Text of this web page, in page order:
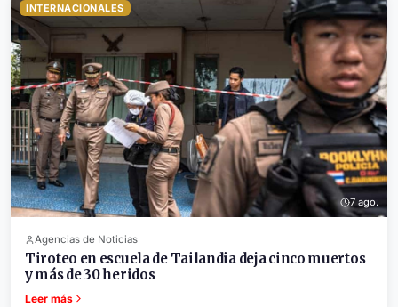
INTERNACIONALES
7 ago.
Agencias de Noticias
Tiroteo en escuela de Tailandia deja cinco muertos
y más de 30 heridos
Leer más